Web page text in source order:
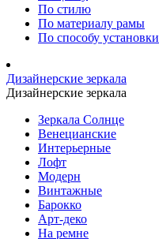
По стилю
По материалу рамы
По способу установки
Дизайнерские зеркала
Дизайнерские зеркала
Зеркала Солнце
Венецианские
Интерьерные
Лофт
Модерн
Винтажные
Барокко
Арт-деко
На ремне